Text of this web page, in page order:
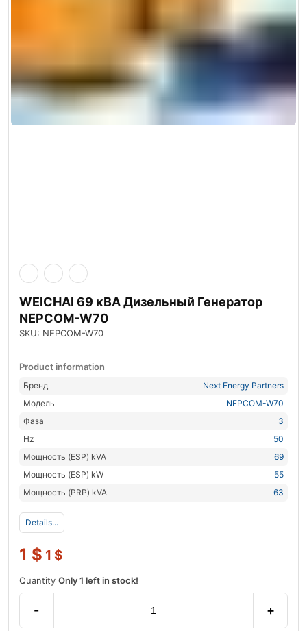
WEICHAI 69 кВА Дизельный Генератор
NEPCOM-W70
SKU: NEPCOM-W70
Product information
Бренд
Next Energy Partners
Модель
NEPCOM-W70
Фаза
3
Hz
50
Мощность (ESP) kVA
69
Мощность (ESP) kW
55
Мощность (PRP) kVA
63
Details...
1 $ 1 $
Quantity Only 1 left in stock!
- +